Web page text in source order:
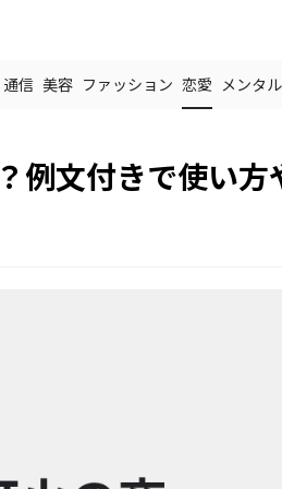
信 美容 ファッション 恋愛 メンタ
例文付きで使い方